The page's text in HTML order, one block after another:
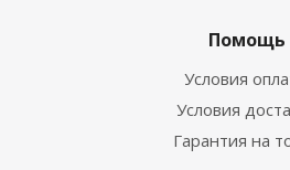
Помощь
Условия
Условия
Гарантия на